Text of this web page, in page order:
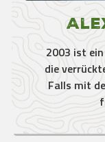
2003 ist
die
Falls mit